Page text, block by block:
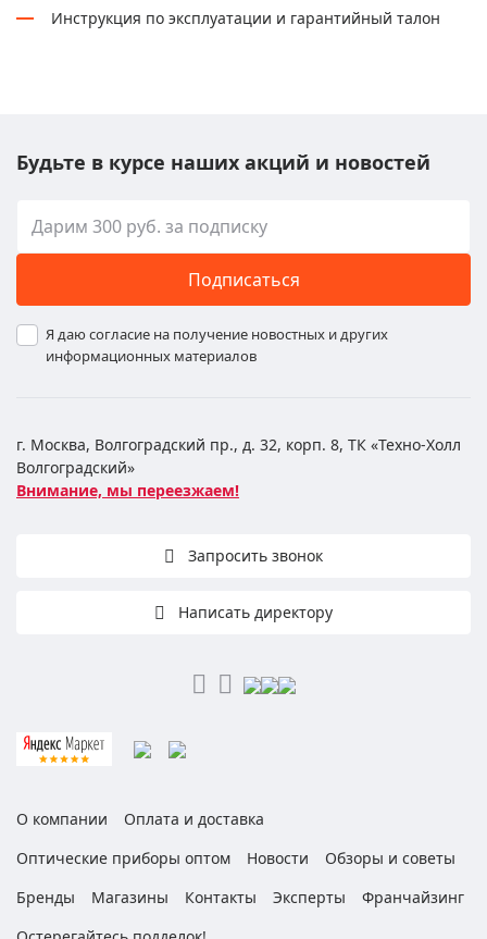
Инструкция по эксплуатации и гарантийный талон
Будьте в курсе наших акций и новостей
Подписаться
Я даю согласие на получение новостных и других
информационных материалов
г. Москва, Волгоградский пр., д. 32, корп. 8, ТК «Техно-Холл
Волгоградский»
Внимание, мы переезжаем!
Запросить звонок
Написать директору
О компании
Оплата и доставка
Оптические приборы оптом
Новости
Обзоры и советы
Бренды
Магазины Контакты Эксперты
Франчайзинг